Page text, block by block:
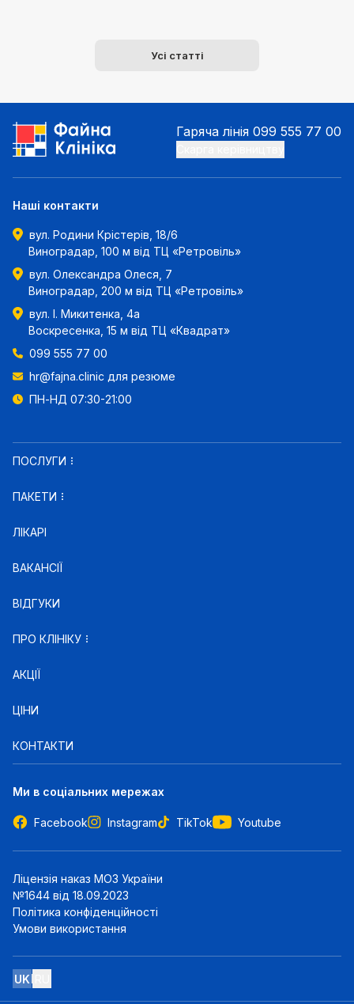
Усі статті
Гаряча лінія 099 555 77 00
Наші контакти
вул. Родини Крістерів, 18/6
Виноградар, 100 м від ТЦ «Ретровіль»
вул. Олександра Олеся, 7
Виноградар, 200 м від ТЦ «Ретровіль»
вул. І. Микитенка, 4а
Воскресенка, 15 м від ТЦ «Квадрат»
099 555 77 00
hr@fajna.clinic для резюме
ПН-НД 07:30-21:00
ПОСЛУГИ
ПАКЕТИ
ЛІКАРІ
ВАКАНСІЇ
ВІДГУКИ
ПРО КЛІНІКУ
АКЦІЇ
ЦІНИ
КОНТАКТИ
Ми в соціальних мережах
Facebook Instagram TikTok Youtube
Ліцензія наказ МОЗ України
№1644 від 18.09.2023
Політика конфіденційності
Умови використання
UK